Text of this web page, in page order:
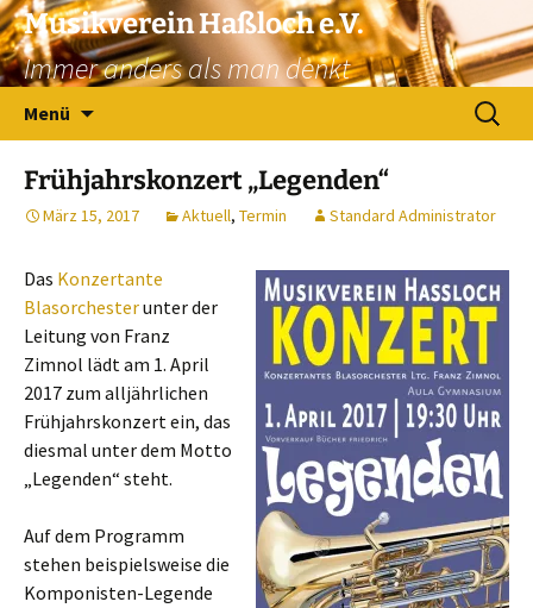
Zum
Inhalt
springen
Musikverein Haßloch e.V.
Immer anders als man denkt
Menü
Suchen
nach:
Frühjahrskonzert „Legenden“
März 15, 2017 Aktuell, Termin Standard Administrator
Das Konzertante
Blasorchesterunter der
Leitung von Franz
Zimnol lädt am 1. April
2017 zum alljährlichen
Frühjahrskonzert ein, das
diesmal unter dem Motto
„Legenden“ steht.
Auf dem Programm
stehen beispielsweise die
Komponisten-Legende